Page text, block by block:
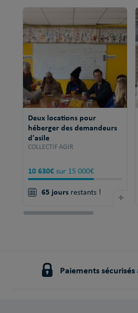
Deux locations pour
héberger des demandeurs
d'asile
COLLECTIF AGIR
10 630€ sur 15 000€
65 jours restants ! +
Paiements sécurisés